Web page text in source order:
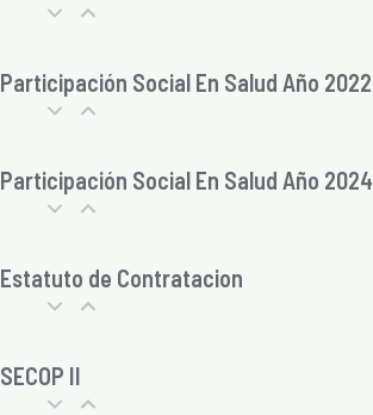
Participación Social En Salud Año 2022
Participación Social En Salud Año 2024
Estatuto de Contratacion
SECOP II